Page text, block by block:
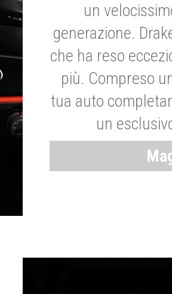
un
generazione.
che ha reso
più. Compreso
tua auto
un